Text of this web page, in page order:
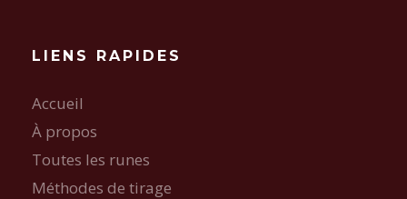
LIENS RAPIDES
Accueil
À propos
Toutes les runes
Méthodes de tirage